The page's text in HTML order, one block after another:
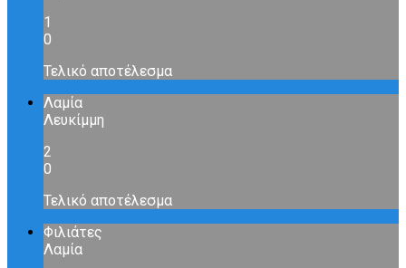
1
0
Τελικό αποτέλεσμα
Λαμία
Λευκίμμη
2
0
Τελικό αποτέλεσμα
Φιλιάτες
Λαμία